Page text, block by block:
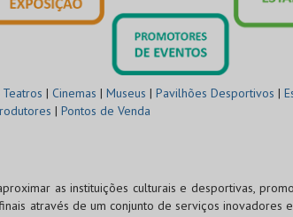
Teatros | Cinemas | Museus | Pavilhões Desportivos |
| Pontos de Venda
as instituições culturais e desportivas,
através de um conjunto de serviços inovadores